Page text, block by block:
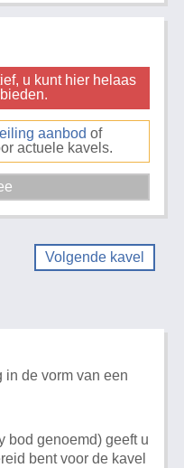
u kunt hier helaas
aanbod of
actuele kavels.
Volgende kavel
in de vorm van een
bod genoemd) geeft u
bent voor de kavel